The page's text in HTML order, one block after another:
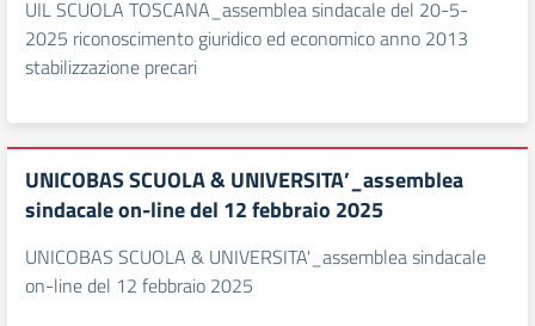
UIL SCUOLA TOSCANA_assemblea sindacale del 20-5-
2025 riconoscimento giuridico ed economico anno 2013
stabilizzazione precari
UNICOBAS SCUOLA & UNIVERSITA’_assemblea
sindacale on-line del 12 febbraio 2025
UNICOBAS SCUOLA & UNIVERSITA'_assemblea sindacale
on-line del 12 febbraio 2025